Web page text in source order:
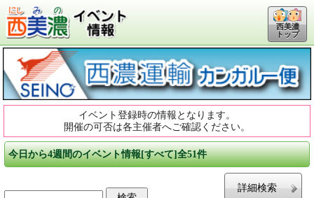
西美濃
トップ
イベント登録時の情報となります。
開催の可否は各主催者へご確認ください。
今日から4週間のイベント情報[すべて]全51件
詳細検索